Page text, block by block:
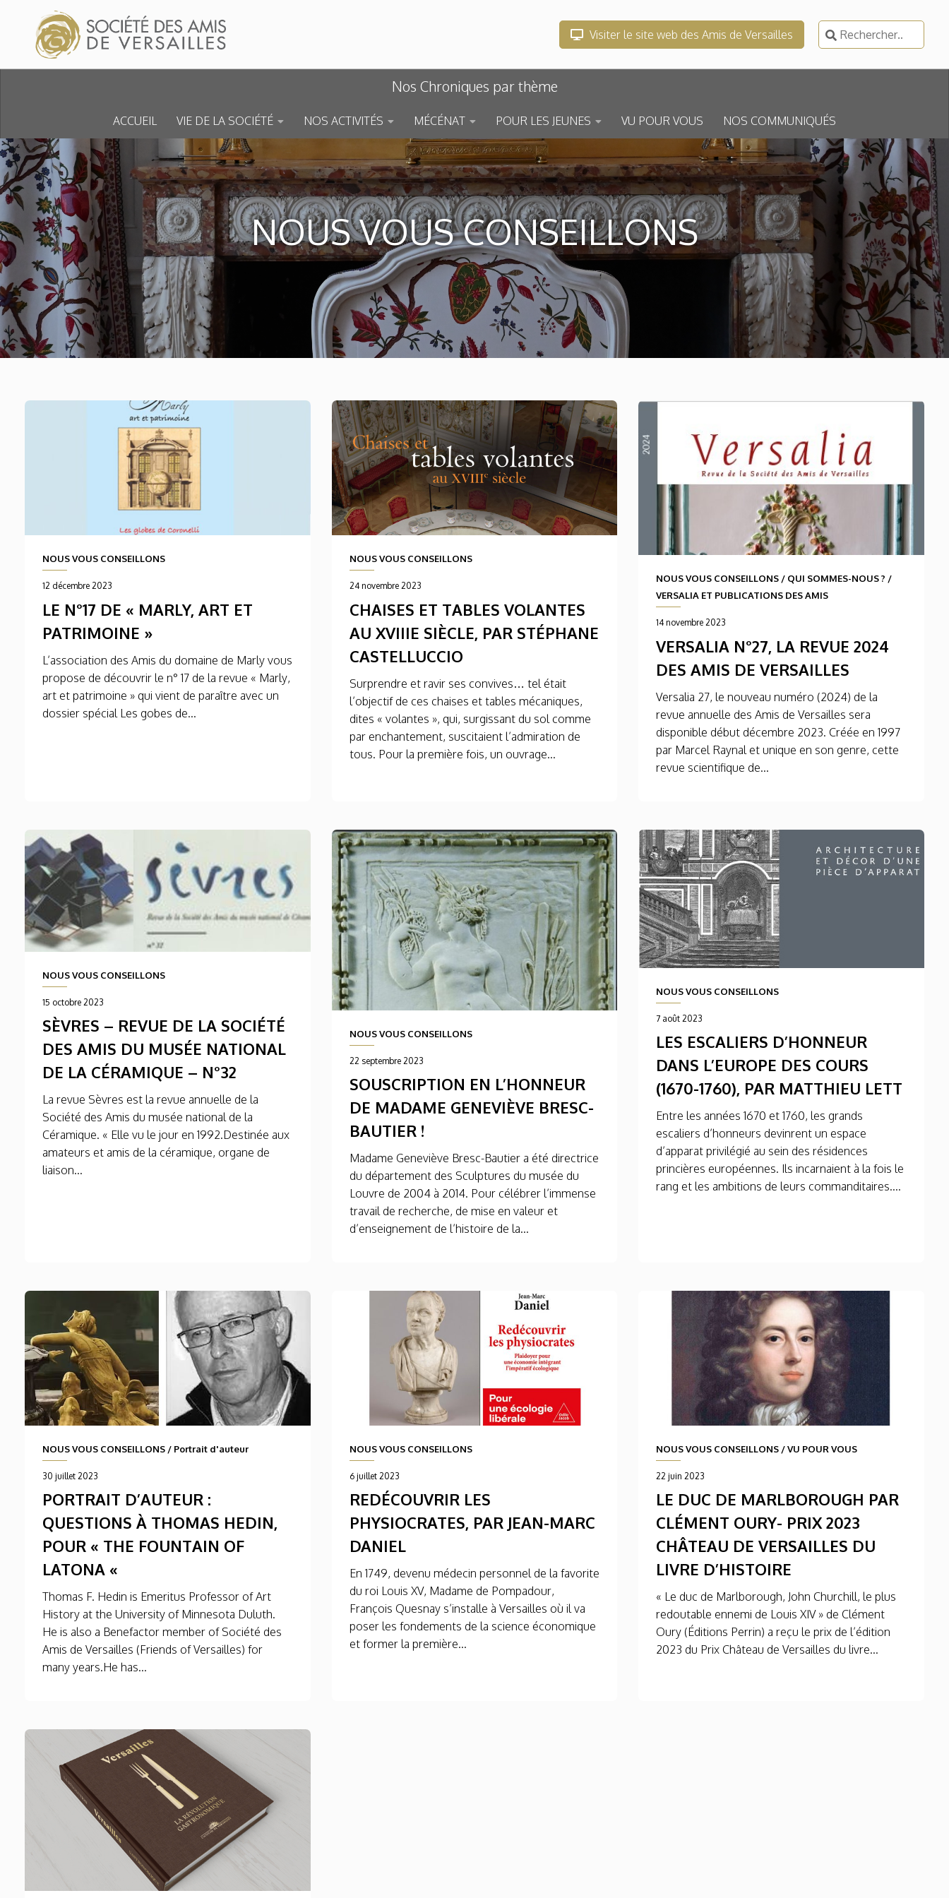
Skip to content
Visiter le site web des Amis de Versailles
Rechercher :
Nos Chroniques par thème
ACCUEIL VIE DE LA SOCIÉTÉ NOS ACTIVITÉS MÉCÉNAT POUR LES JEUNES VU POUR VOUS NOS COMMUNIQUÉS
NOUS VOUS CONSEILLONS
NOUS VOUS CONSEILLONS
12 décembre 2023
LE N°17 DE « MARLY, ART ET
PATRIMOINE »
L’association des Amis du domaine de Marly vous
propose de découvrir le n° 17 de la revue « Marly,
art et patrimoine » qui vient de paraître avec un
dossier spécial Les gobes de...
NOUS VOUS CONSEILLONS
24 novembre 2023
CHAISES ET TABLES VOLANTES
AU XVIIIE SIÈCLE, PAR STÉPHANE
CASTELLUCCIO
Surprendre et ravir ses convives… tel était
l’objectif de ces chaises et tables mécaniques,
dites « volantes », qui, surgissant du sol comme
par enchantement, suscitaient l’admiration de
tous. Pour la première fois, un ouvrage...
NOUS VOUS CONSEILLONS / QUI SOMMES-NOUS ? /
VERSALIA ET PUBLICATIONS DES AMIS
14 novembre 2023
VERSALIA N°27, LA REVUE 2024
DES AMIS DE VERSAILLES
Versalia 27, le nouveau numéro (2024) de la
revue annuelle des Amis de Versailles sera
disponible début décembre 2023. Créée en 1997
par Marcel Raynal et unique en son genre, cette
revue scientifique de...
NOUS VOUS CONSEILLONS
15 octobre 2023
SÈVRES – REVUE DE LA SOCIÉTÉ
DES AMIS DU MUSÉE NATIONAL
DE LA CÉRAMIQUE – N°32
La revue Sèvres est la revue annuelle de la
Société des Amis du musée national de la
Céramique. « Elle vu le jour en 1992.Destinée aux
amateurs et amis de la céramique, organe de
liaison...
NOUS VOUS CONSEILLONS
22 septembre 2023
SOUSCRIPTION EN L’HONNEUR
DE MADAME GENEVIÈVE BRESC-
BAUTIER !
Madame Geneviève Bresc-Bautier a été directrice
du département des Sculptures du musée du
Louvre de 2004 à 2014. Pour célébrer l’immense
travail de recherche, de mise en valeur et
d’enseignement de l’histoire de la...
NOUS VOUS CONSEILLONS
7 août 2023
LES ESCALIERS D’HONNEUR
DANS L’EUROPE DES COURS
(1670-1760), PAR MATTHIEU LETT
Entre les années 1670 et 1760, les grands
escaliers d’honneurs devinrent un espace
d’apparat privilégié au sein des résidences
princières européennes. Ils incarnaient à la fois le
rang et les ambitions de leurs commanditaires....
NOUS VOUS CONSEILLONS / Portrait d'auteur
30 juillet 2023
PORTRAIT D’AUTEUR :
QUESTIONS À THOMAS HEDIN,
POUR « THE FOUNTAIN OF
LATONA «
Thomas F. Hedin is Emeritus Professor of Art
History at the University of Minnesota Duluth.
He is also a Benefactor member of Société des
Amis de Versailles (Friends of Versailles) for
many years.He has...
NOUS VOUS CONSEILLONS
6 juillet 2023
REDÉCOUVRIR LES
PHYSIOCRATES, PAR JEAN-MARC
DANIEL
En 1749, devenu médecin personnel de la favorite
du roi Louis XV, Madame de Pompadour,
François Quesnay s’installe à Versailles où il va
poser les fondements de la science économique
et former la première...
NOUS VOUS CONSEILLONS /VU POUR VOUS
22 juin 2023
LE DUC DE MARLBOROUGH PAR
CLÉMENT OURY- PRIX 2023
CHÂTEAU DE VERSAILLES DU
LIVRE D’HISTOIRE
« Le duc de Marlborough, John Churchill, le plus
redoutable ennemi de Louis XIV » de Clément
Oury (Éditions Perrin) a reçu le prix de l’édition
2023 du Prix Château de Versailles du livre...